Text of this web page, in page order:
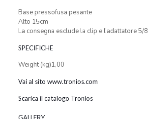
Base pressofusa pesante
Alto 15cm
La consegna esclude la clip e l’adattatore 5/8
SPECIFICHE
Weight (kg)1,00
Vai al sito www.tronios.com
Scarica il catalogo Tronios